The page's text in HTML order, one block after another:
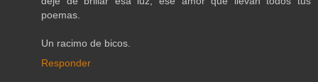
poemas.
Un racimo de bicos.
Responder